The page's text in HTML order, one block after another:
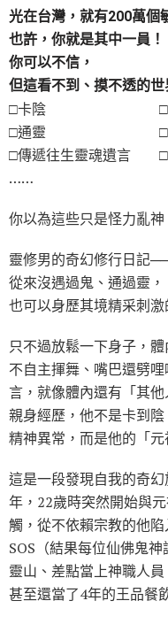
光在台灣，就有200萬個
也許，你就是其中一員！
你可以不信，
但這看不到、摸不透的
□卡陰 □見
□通靈 □附身接
□傳遞往生靈魂遺言 □
……
你以為這些只是怪力亂
靈修男的奇幻修行日記
從來沒遇過鬼、通過靈，
也可以身歷其境精采刺激
只不過放鬆一下身子，
不自主揮舞、嘴巴還劈
言，就像體內還有「其
親身經歷，他不是卡到
精神異常，而是他的「元
這是一段發現自我的奇
年，22歲時突然開始與
觸，從不依賴宗教的他
SOS（結果每位仙佛鬼
靈山、差點當上神職人
甚至還當了4年的王品餐